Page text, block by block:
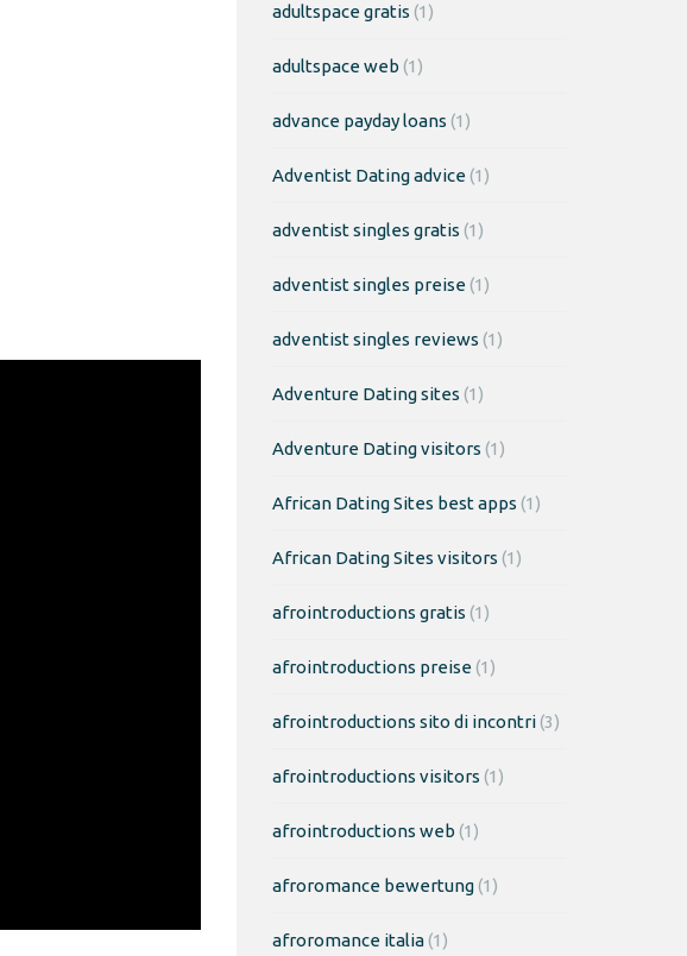
adultspace gratis (1)
adultspace web (1)
advance payday loans (1)
Adventist Dating advice(1)
adventist singles gratis (1)
adventist singles preise(1)
adventist singles reviews (1)
Adventure Dating sites (1)
Adventure Dating visitors (1)
African Dating Sites best apps (1)
African Dating Sites visitors (1)
afrointroductions gratis (1)
afrointroductions preise(1)
afrointroductions sito di incontri(3)
afrointroductions visitors (1)
afrointroductions web (1)
afroromance bewertung(1)
afroromance italia(1)